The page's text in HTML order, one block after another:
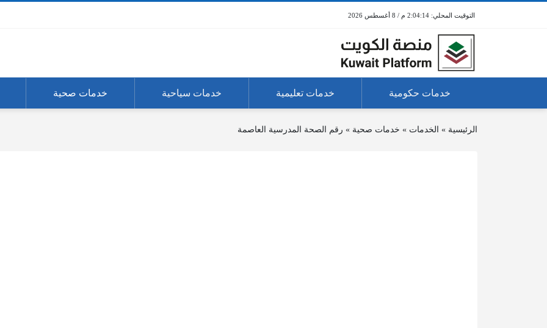
2:04:14 م / 8 أغسطس 2026
خدمات حكومية خدمات تعليمية خدمات سياحية خدمات صحية
الرئيسية » الخدمات » خدمات صحية » رقم الصحة المدرسية العاصمة